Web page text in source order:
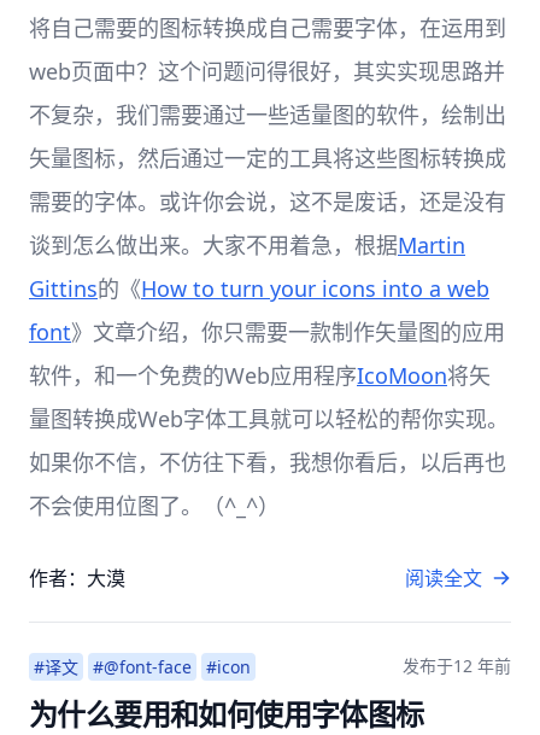
将自己需要的图标转换成自己需要字体，在运用到
web页面中？这个问题问得很好，其实实现思路并
不复杂，我们需要通过一些适量图的软件，绘制出
矢量图标，然后通过一定的工具将这些图标转换成
需要的字体。或许你会说，这不是废话，还是没有
谈到怎么做出来。大家不用着急，根据Martin
Gittins的《How to turn your icons into a web
font》文章介绍，你只需要一款制作矢量图的应用
软件，和一个免费的Web应用程序IcoMoon将矢
量图转换成Web字体工具就可以轻松的帮你实现。
如果你不信，不仿往下看，我想你看后，以后再也
不会使用位图了。（^_^）
作者：大漠 阅读全文
#译文 #@font-face #icon 发布于12 年前
为什么要用和如何使用字体图标